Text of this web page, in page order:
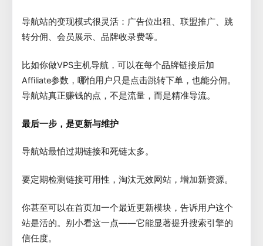
导航站的变现模式很灵活：广告位出租、联盟推广、跳
转分佣、会员展示、品牌收录费等。
比如你做VPS主机导航，可以在每个品牌链接后加
Affiliate参数，哪怕用户只是点击跳转下单，也能分佣。
导航站真正赚钱的点，不是流量，而是精准导流。
最后一步，是更新与维护
导航站最怕过期链接和死链太多。
要定期检测链接可用性，淘汰无效网站，增加新资源。
你甚至可以在首页加一个最近更新模块，告诉用户这个
站是活的。别小看这一点——它能显著提升搜索引擎的
信任度。